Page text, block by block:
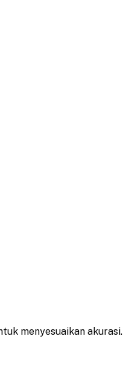
menyesuaikan akurasi.